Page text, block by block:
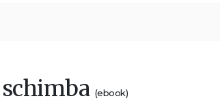
schimba (ebook)